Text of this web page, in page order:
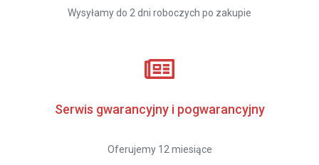
Wysyłamy do 2 dni roboczych po zakupie
Serwis gwarancyjny i pogwarancyjny
Oferujemy 12 miesiące